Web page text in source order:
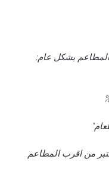
بشكل عام:
من اقرب المطاعم